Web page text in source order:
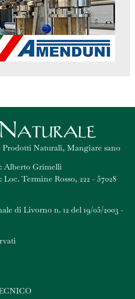
Naturali, Mangiare sano
Alberto Grimelli
Termine Rosso, 222 - 57028
di Livorno n. 12 del 19/05/2003 -